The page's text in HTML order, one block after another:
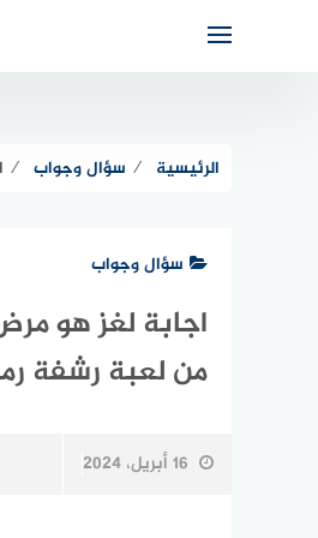
الرئيسية ⁄ سؤال وجواب ⁄
سؤال وجواب
من لعبة رشفة
16 أبريل، 2024